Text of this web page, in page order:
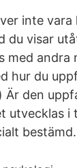
inte
du visar
med andra
hur du
Är den
utvecklas
bestämd.